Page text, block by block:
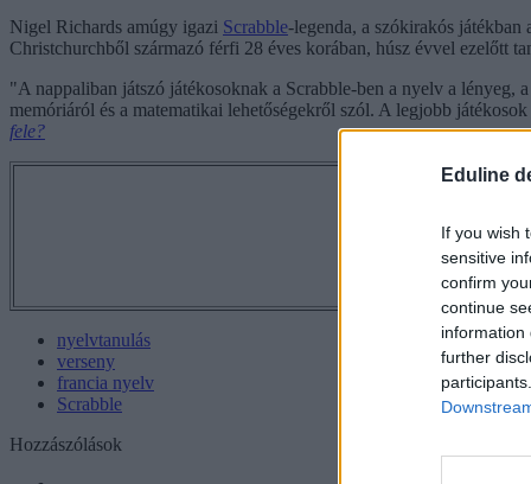
Eduline
If you wish
sensitive
confirm
continue
information
further
Nigel Richards amúgy igazi Scrabble-legenda, a szókirakós
Christchurchből származó férfi 28 éves korában, húsz évvel ezelőtt
"A nappaliban játszó játékosoknak a Scrabble-ben a nyelv a
memóriáról és a matematikai lehetőségekről szól. A legjobb
fele?
nyelvtanulás
verseny
francia nyelv
Scrabble
Hozzászólások